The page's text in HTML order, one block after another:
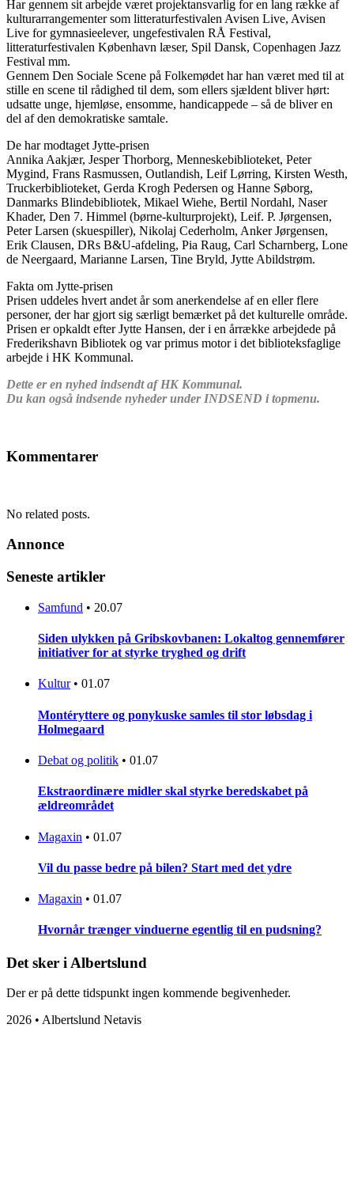
Har gennem sit arbejde været projektansvarlig for en lang række af
kulturarrangementer som litteraturfestivalen Avisen Live, Avisen
Live for gymnasieelever, ungefestivalen RÅ Festival,
litteraturfestivalen København læser, Spil Dansk, Copenhagen Jazz
Festival mm.
Gennem Den Sociale Scene på Folkemødet har han været med til at
stille en scene til rådighed til dem, som ellers sjældent bliver hørt:
udsatte unge, hjemløse, ensomme, handicappede – så de bliver en
del af den demokratiske samtale.
De har modtaget Jytte-prisen
Annika Aakjær, Jesper Thorborg, Menneskebiblioteket, Peter
Mygind, Frans Rasmussen, Outlandish, Leif Lørring, Kirsten Westh,
Truckerbiblioteket, Gerda Krogh Pedersen og Hanne Søborg,
Danmarks Blindebibliotek, Mikael Wiehe, Bertil Nordahl, Naser
Khader, Den 7. Himmel (børne-kulturprojekt), Leif. P. Jørgensen,
Peter Larsen (skuespiller), Nikolaj Cederholm, Anker Jørgensen,
Erik Clausen, DRs B&U-afdeling, Pia Raug, Carl Scharnberg, Lone
de Neergaard, Marianne Larsen, Tine Bryld, Jytte Abildstrøm.
Fakta om Jytte-prisen
Prisen uddeles hvert andet år som anerkendelse af en eller flere
personer, der har gjort sig særligt bemærket på det kulturelle område.
Prisen er opkaldt efter Jytte Hansen, der i en årrække arbejdede på
Frederikshavn Bibliotek og var primus motor i det biblioteksfaglige
arbejde i HK Kommunal.
Dette er en nyhed indsendt af HK Kommunal.
Du kan også indsende nyheder under INDSEND i topmenu.
Kommentarer
No related posts.
Annonce
Seneste artikler
Samfund • 20.07
Siden ulykken på Gribskovbanen: Lokaltog gennemfører
initiativer for at styrke tryghed og drift
Kultur • 01.07
Montéryttere og ponykuske samles til stor løbsdag i
Holmegaard
Debat og politik • 01.07
Ekstraordinære midler skal styrke beredskabet på
ældreområdet
Magaxin • 01.07
Vil du passe bedre på bilen? Start med det ydre
Magaxin • 01.07
Hvornår trænger vinduerne egentlig til en pudsning?
Det sker i Albertslund
Der er på dette tidspunkt ingen kommende begivenheder.
2026 • Albertslund Netavis